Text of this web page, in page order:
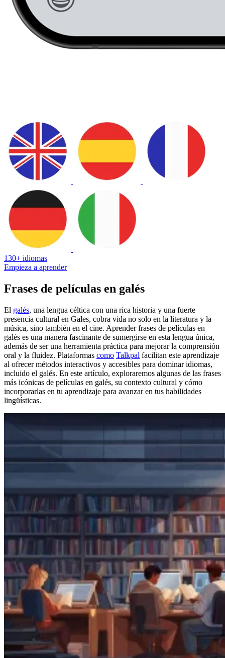
130+ idiomas
Empieza a aprender
Frases de películas en galés
El galés, una lengua céltica con una rica historia y una fuerte
presencia cultural en Gales, cobra vida no solo en la literatura y la
música, sino también en el cine. Aprender frases de películas en
galés es una manera fascinante de sumergirse en esta lengua única,
además de ser una herramienta práctica para mejorar la comprensión
oral y la fluidez. Plataformas como Talkpal facilitan este aprendizaje
al ofrecer métodos interactivos y accesibles para dominar idiomas,
incluido el galés. En este artículo, exploraremos algunas de las frases
más icónicas de películas en galés, su contexto cultural y cómo
incorporarlas en tu aprendizaje para avanzar en tus habilidades
lingüísticas.